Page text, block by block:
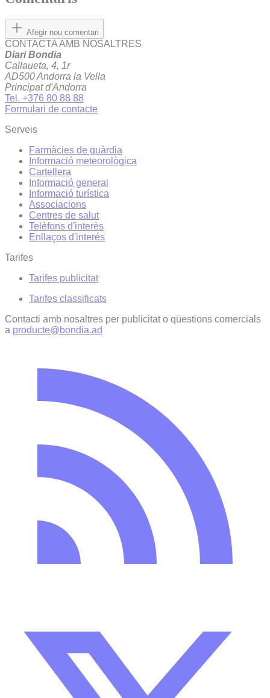
Afegir nou comentari
CONTACTA AMB NOSALTRES
Diari Bondia
Callaueta, 4, 1r
AD500 Andorra la Vella
Principat d'Andorra
Tel. +376 80 88 88
Formulari de contacte
Serveis
Farmàcies de guàrdia
Informació meteorològica
Cartellera
Informació general
Informació turística
Associacions
Centres de salut
Telèfons d'interès
Enllaços d'interés
Tarifes
Tarifes publicitat
Tarifes classificats
Contacti amb nosaltres per publicitat o qüestions comercials
a producte@bondia.ad